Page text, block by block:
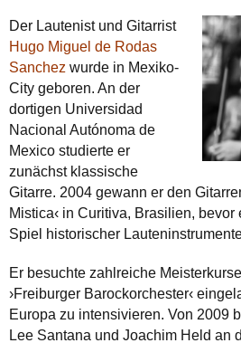
Der Lautenist und Gitarrist
Hugo Miguel de Rodas
Sanchez wurde in Mexiko-
City geboren. An der
dortigen Universidad
Nacional Autónoma de
Mexico studierte er
zunächst klassische
Gitarre. 2004 gewann er den
Mistica‹ in Curitiva, Brasilien,
Spiel historischer
Er besuchte zahlreiche
›Freiburger Barockorchester‹
Europa zu intensivieren. Von 2009
Lee Santana und Joachim Held an